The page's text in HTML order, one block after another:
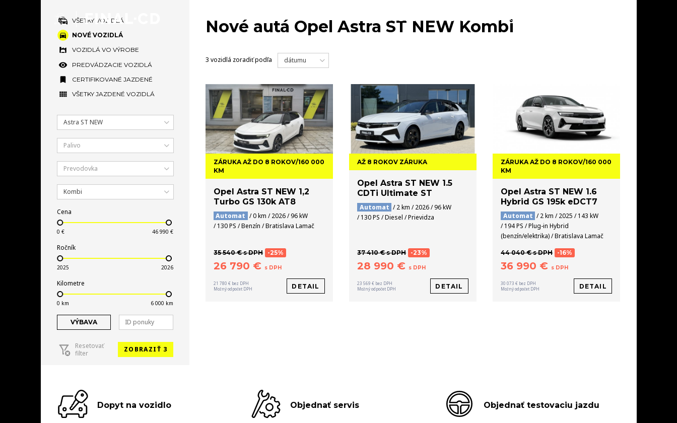
MODELY NA SKLADE AKCIE
VŠETKY VOZIDLÁ
NOVÉ VOZIDLÁ
VOZIDLÁ VO VÝROBE
PREDVÁDZACIE VOZIDLÁ
CERTIFIKOVANÉ JAZDENÉ
VŠETKY JAZDENÉ VOZIDLÁ
Astra ST NEW
Palivo
Prevodovka
Kombi
Cena
Ročník
Kilometre
VÝBAVA
Resetovať
filter
ZOBRAZIŤ 3
Nové autá Opel Astra ST NEW Kombi
3 vozidlá zoradiť podľa dátumu
ZÁRUKA AŽ DO 8 ROKOV/160 000
KM
Opel Astra ST NEW 1,2
Turbo GS 130k AT8
Automat / 0 km / 2026 / 96 kW
/ 130 PS / Benzín / Bratislava Lamač
35 540 € s DPH -25%
26 790 € s DPH
21 780 € bez DPH
Možný odpočet DPH
DETAIL
AŽ 8 ROKOV ZÁRUKA
Opel Astra ST NEW 1.5
CDTi Ultimate ST
Automat / 2 km / 2026 / 96 kW
/ 130 PS / Diesel / Prievidza
37 410 € s DPH -23%
28 990 € s DPH
23 569 € bez DPH
Možný odpočet DPH
DETAIL
ZÁRUKA AŽ DO 8 ROKOV/160 000
KM
Opel Astra ST NEW 1.6
Hybrid GS 195k eDCT7
Automat / 2 km / 2025 / 143 kW
/ 194 PS / Plug-in Hybrid
(benzín/elektrika) / Bratislava Lamač
44 040 € s DPH -16%
36 990 € s DPH
30 073 € bez DPH
Možný odpočet DPH
DETAIL
Dopyt na vozidlo Objednať servis Objednať testovaciu jazdu